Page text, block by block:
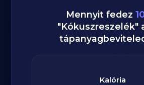
Mennyit fedez
"Kókuszreszelék"
Kalória